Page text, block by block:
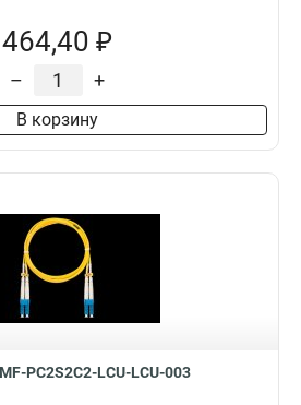
464,40 ₽
– +
В корзину
PC2S2C2-LCU-LCU-003